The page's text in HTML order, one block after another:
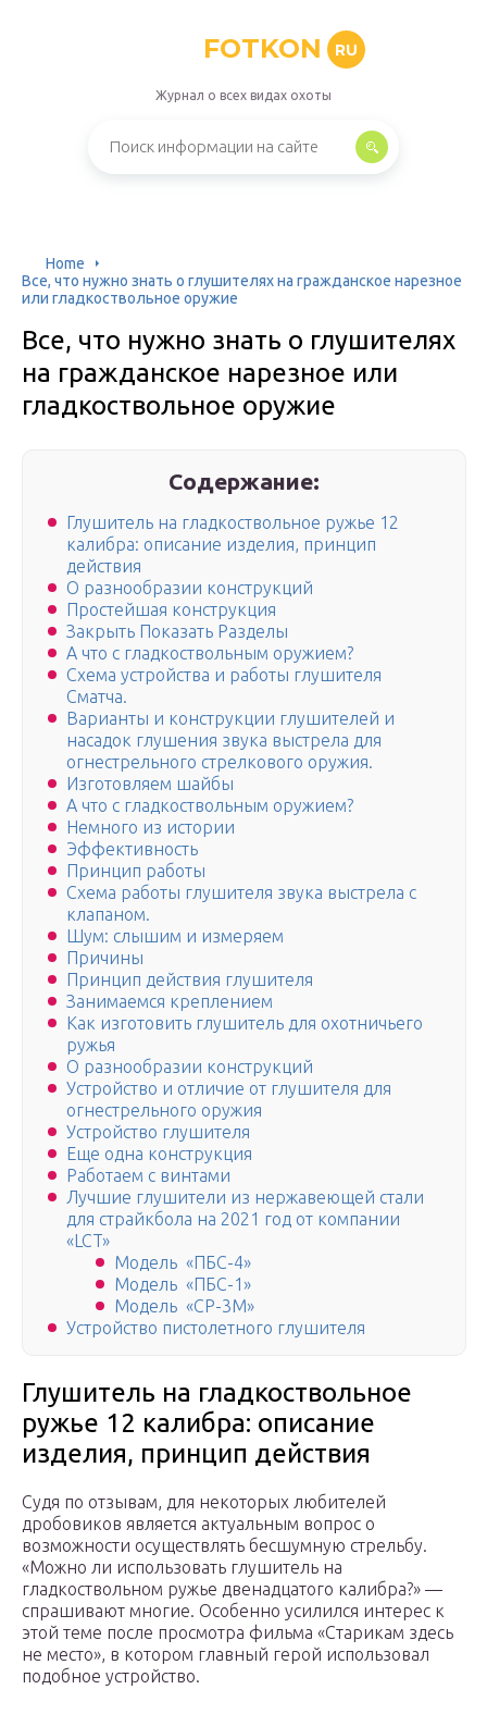
FOTKON RU
Журнал о всех видах охоты
Home
Все, что нужно знать о глушителях на гражданское нарезное
или гладкоствольное оружие
Все, что нужно знать о глушителях
на гражданское нарезное или
гладкоствольное оружие
Содержание:
Глушитель на гладкоствольное ружье 12
калибра: описание изделия, принцип
действия
О разнообразии конструкций
Простейшая конструкция
Закрыть Показать Разделы
А что с гладкоствольным оружием?
Схема устройства и работы глушителя
Сматча.
Варианты и конструкции глушителей и
насадок глушения звука выстрела для
огнестрельного стрелкового оружия.
Изготовляем шайбы
А что с гладкоствольным оружием?
Немного из истории
Эффективность
Принцип работы
Схема работы глушителя звука выстрела с
клапаном.
Шум: слышим и измеряем
Причины
Принцип действия глушителя
Занимаемся креплением
Как изготовить глушитель для охотничьего
ружья
О разнообразии конструкций
Устройство и отличие от глушителя для
огнестрельного оружия
Устройство глушителя
Еще одна конструкция
Работаем с винтами
Лучшие глушители из нержавеющей стали
для страйкбола на 2021 год от компании
«LCT»
Модель «ПБС-4»
Модель «ПБС-1»
Модель «СР-3М»
Устройство пистолетного глушителя
Глушитель на гладкоствольное
ружье 12 калибра: описание
изделия, принцип действия
Судя по отзывам, для некоторых любителей
дробовиков является актуальным вопрос о
возможности осуществлять бесшумную стрельбу.
«Можно ли использовать глушитель на
гладкоствольном ружье двенадцатого калибра?» —
спрашивают многие. Особенно усилился интерес к
этой теме после просмотра фильма «Старикам здесь
не место», в котором главный герой использовал
подобное устройство.